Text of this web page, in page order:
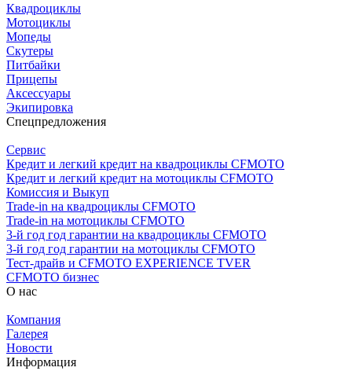
Квадроциклы
Мотоциклы
Мопеды
Скутеры
Питбайки
Прицепы
Аксессуары
Экипировка
Спецпредложения
Сервис
Кредит и легкий кредит на квадроциклы CFMOTO
Кредит и легкий кредит на мотоциклы CFMOTO
Комиссия и Выкуп
Trade-in на квадроциклы CFMOTO
Trade-in на мотоциклы CFMOTO
3-й год год гарантии на квадроциклы CFMOTO
3-й год год гарантии на мотоциклы CFMOTO
Тест-драйв и CFMOTO EXPERIENCE TVER
CFMOTO бизнес
О нас
Компания
Галерея
Новости
Информация